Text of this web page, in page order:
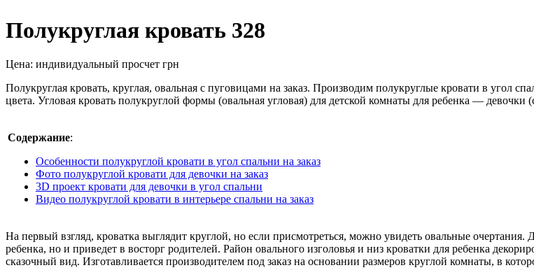
Полукруглая кровать 328
Цена: индивидуальный просчет грн
Полукруглая кровать, круглая, овальная с пуговицами на заказ. Производим полукруглые кровати в угол
цвета. Угловая кровать полукруглой формы (овальная угловая) для детской комнаты для ребенка — девочки
Содержание:
Особенности полукруглой кровати в угол спальни на заказ
Фото полукруглой кровати для девочки на заказ
3D проект кровати для девочки в угол спальни
Видео полукруглой кровати в интерьере спальни на заказ
На первый взгляд, кроватка выглядит круглой, но если присмотреться, можно увидеть овальные
ребенка, но и приведет в восторг родителей. Район овального изголовья и низ кроватки для ребенка
сказочный вид. Изготавливается производителем под заказ на основании размеров круглой комнаты, в